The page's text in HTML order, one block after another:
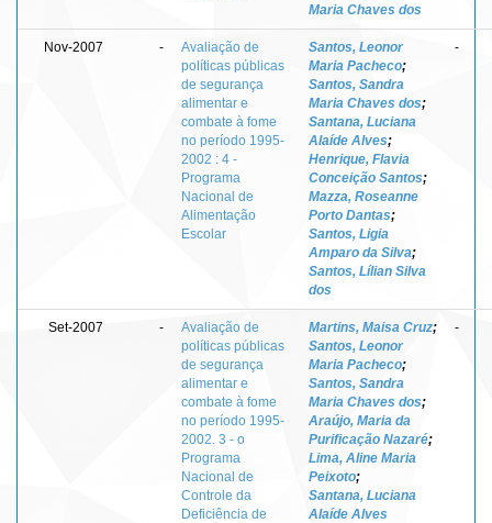
Maria Chaves dos
Nov-2007 -
Avaliação de
políticas públicas
de segurança
alimentar e
combate à fome
no período 1995-
2002 : 4 -
Programa
Nacional de
Alimentação
Escolar
Santos, Leonor
Maria Pacheco;
Santos, Sandra
Maria Chaves dos;
Santana, Luciana
Alaíde Alves;
Henrique, Flavia
Conceição Santos;
Mazza, Roseanne
Porto Dantas;
Santos, Ligia
Amparo da Silva;
Santos, Lílian Silva
dos
-
Set-2007 -
Avaliação de
políticas públicas
de segurança
alimentar e
combate à fome
no período 1995-
2002. 3 - o
Programa
Nacional de
Controle da
Deficiência de
Martins, Maisa Cruz;
Santos, Leonor
Maria Pacheco;
Santos, Sandra
Maria Chaves dos;
Araújo, Maria da
Purificação Nazaré;
Lima, Aline Maria
Peixoto;
Santana, Luciana
Alaíde Alves
-